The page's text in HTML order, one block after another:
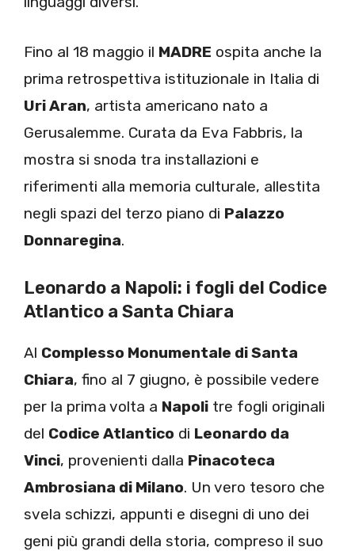
Fino al 18 maggio il MADRE ospita anche la
prima retrospettiva istituzionale in Italia di
Uri Aran, artista americano nato a
Gerusalemme. Curata da Eva Fabbris, la
mostra si snoda tra installazioni e
riferimenti alla memoria culturale, allestita
negli spazi del terzo piano di Palazzo
Donnaregina.
Leonardo a Napoli: i fogli del Codice
Atlantico a Santa Chiara
Al Complesso Monumentale di Santa
Chiara, fino al 7 giugno, è possibile vedere
per la prima volta a Napoli tre fogli originali
del Codice Atlantico di Leonardo da
Vinci, provenienti dalla Pinacoteca
Ambrosiana di Milano. Un vero tesoro che
svela schizzi, appunti e disegni di uno dei
geni più grandi della storia, compreso il suo